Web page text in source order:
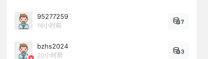
95277259
16小时前
7
bzhs2024
20小时前
3